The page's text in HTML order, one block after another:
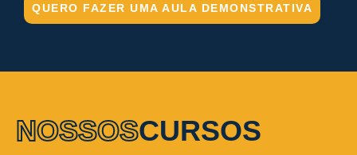
QUERO FAZER UMA AULA DEMONSTRATIVA
NOSSOSCURSOS